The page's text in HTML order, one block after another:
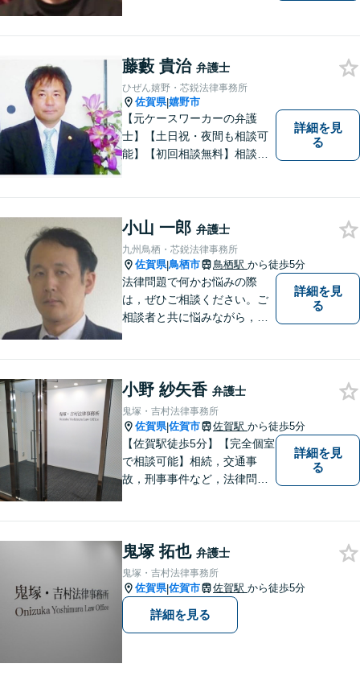
法書士などとも連携しワンス
トップで解決。難事件には他
弁護士と協力も。元調停委
員。
藤藪 貴治 弁護士
ひぜん嬉野・芯鋭法律事務所
佐賀県|嬉野市
【元ケースワーカーの弁護
士】【土日祝・夜間も相談可
能】【初回相談無料】相談者
題／交通事故／債務整理／労
働問題など幅広く対応可能で
す。
詳細を見
る
小山 一郎 弁護士
九州鳥栖・芯鋭法律事務所
佐賀県|鳥栖市 鳥栖駅 から徒歩5分
法律問題で何かお悩みの際
は，ぜひご相談ください。ご
相談者と共に悩みながら，い
詳細を見
る
小野 紗矢香 弁護士
鬼塚・吉村法律事務所
佐賀県|佐賀市 佐賀駅 から徒歩5分
【佐賀駅徒歩5分】【完全個室
で相談可能】相続，交通事
故，刑事事件など，法律問題
お持ち帰りいただけるよう，
全力を尽くします。
詳細を見
る
鬼塚 拓也 弁護士
鬼塚・吉村法律事務所
佐賀県|佐賀市 佐賀駅 から徒歩5分
詳細を見る